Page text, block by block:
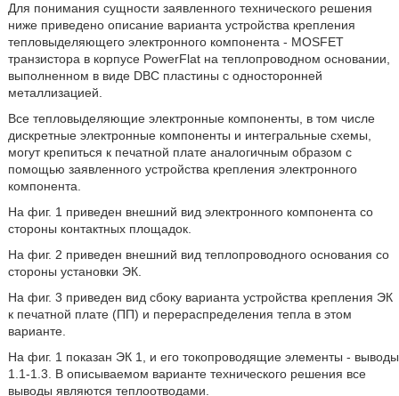
Для понимания сущности заявленного технического решения
ниже приведено описание варианта устройства крепления
тепловыделяющего электронного компонента - MOSFET
транзистора в корпусе PowerFlat на теплопроводном основании,
выполненном в виде DBC пластины с односторонней
металлизацией.
Все тепловыделяющие электронные компоненты, в том числе
дискретные электронные компоненты и интегральные схемы,
могут крепиться к печатной плате аналогичным образом с
помощью заявленного устройства крепления электронного
компонента.
На фиг. 1 приведен внешний вид электронного компонента со
стороны контактных площадок.
На фиг. 2 приведен внешний вид теплопроводного основания со
стороны установки ЭК.
На фиг. 3 приведен вид сбоку варианта устройства крепления ЭК
к печатной плате (ПП) и перераспределения тепла в этом
варианте.
На фиг. 1 показан ЭК 1, и его токопроводящие элементы - выводы
1.1-1.3. В описываемом варианте технического решения все
выводы являются теплоотводами.